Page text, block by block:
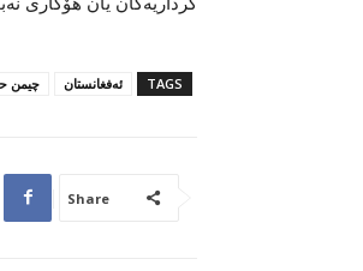
TAGS ئەفغانستان چیمن
Share